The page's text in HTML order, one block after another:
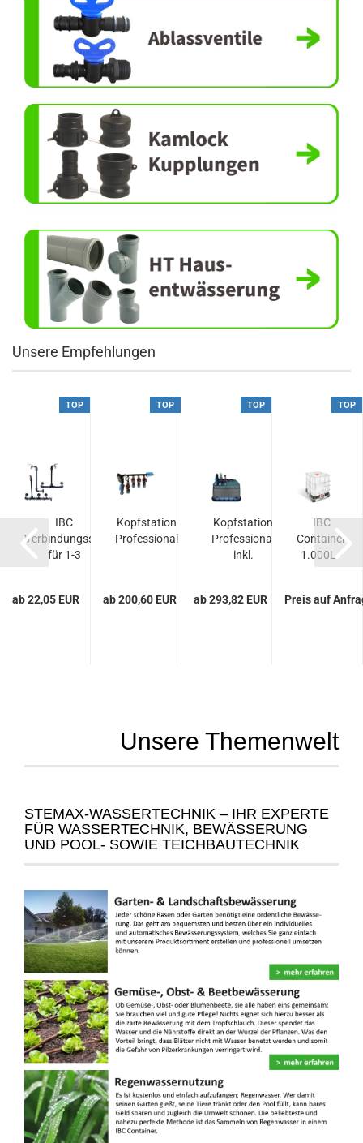
Unsere Empfehlungen
TOP
IBC
Verbindungsset
für 1-3
ab 22,05 EUR
TOP
Kopfstation
Professional
ab 200,60 EUR
TOP
Kopfstation
Professional
inkl.
ab 293,82 EUR
TOP
IBC
Container
1.000L -
Preis auf
Unsere Themenwelt
STEMAX-WASSERTECHNIK – IHR EXPERTE
FÜR WASSERTECHNIK, BEWÄSSERUNG
UND POOL- SOWIE TEICHBAUTECHNIK